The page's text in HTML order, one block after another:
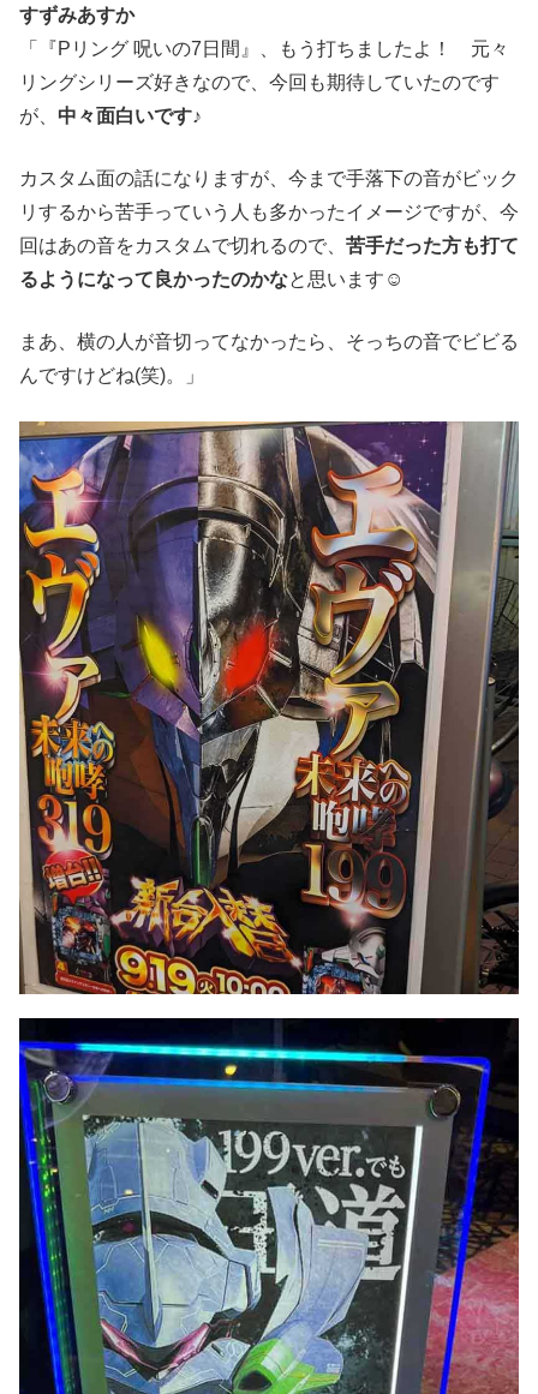
すずみあすか
「『Pリング 呪いの7日間』、もう打ちましたよ！ 元々
リングシリーズ好きなので、今回も期待していたのです
が、 中々面白いです♪
カスタム面の話になりますが、今まで手落下の音がビック
リするから苦手っていう人も多かったイメージですが、今
回はあの音をカスタムで切れるので、 苦手だった方も打て
るようになって良かったのかなと思います☺️
まあ、横の人が音切ってなかったら、そっちの音でビビる
んですけどね(笑)。」